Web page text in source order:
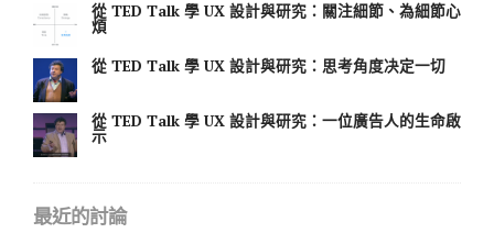
從 TED Talk 學 UX 設計與研究：關注細節、為細節心
煩
從 TED Talk 學 UX 設計與研究：思考角度决定一切
從 TED Talk 學 UX 設計與研究：一位廣告人的生命啟
示
最近的討論